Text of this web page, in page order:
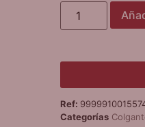
Ref:
Categorías